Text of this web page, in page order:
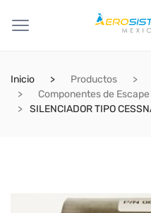
Inicio Productos
Componentes de Escape
SILENCIADOR TIPO